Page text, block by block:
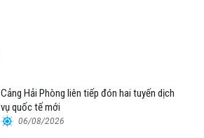
Cảng Hải Phòng liên tiếp đón hai tuyến dịch
vụ quốc tế mới
06/08/2026